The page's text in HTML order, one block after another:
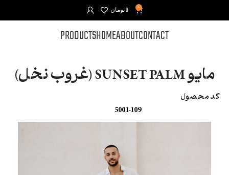
0
0 تومان
CONTACT
ABOUT
HOME
PRODUCTS
مایو SUNSET PALM (غروب نخل)
کد محصول
5001-109